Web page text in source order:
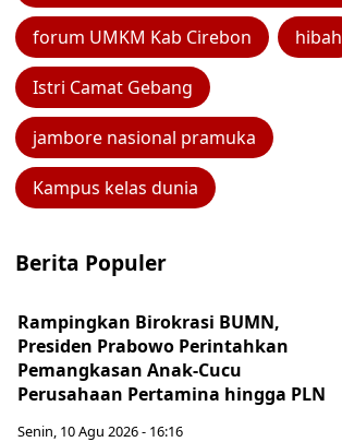
forum UMKM Kab Cirebon hibah
Istri Camat Gebang
jambore nasional pramuka
Kampus kelas dunia
Berita Populer
Rampingkan Birokrasi BUMN,
Presiden Prabowo Perintahkan
Pemangkasan Anak-Cucu
Perusahaan Pertamina hingga PLN
Senin, 10 Agu 2026 - 16:16